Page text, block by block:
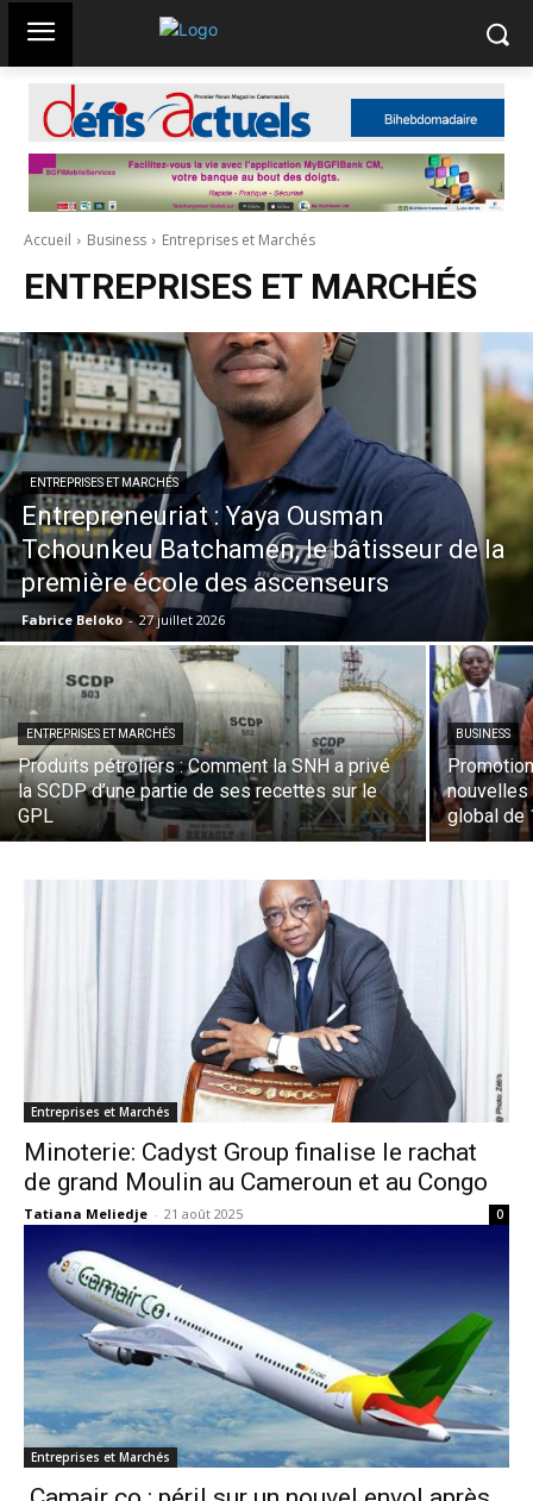
Accueil Business Entreprises et Marchés
ENTREPRISES ET MARCHÉS
ENTREPRISES ET MARCHÉS
Entrepreneuriat : Yaya Ousman
Tchounkeu Batchamen, le bâtisseur de la
première école des ascenseurs
Fabrice Beloko - 27 juillet 2026
ENTREPRISES ET MARCHÉS
Produits pétroliers : Comment la SNH a privé
la SCDP d’une partie de ses recettes sur le
GPL
BUSINESS
nouvelles
global de
Entreprises et Marchés
Minoterie: Cadyst Group finalise le rachat
de grand Moulin au Cameroun et au Congo
Tatiana Meliedje - 21 août 2025 0
Entreprises et Marchés